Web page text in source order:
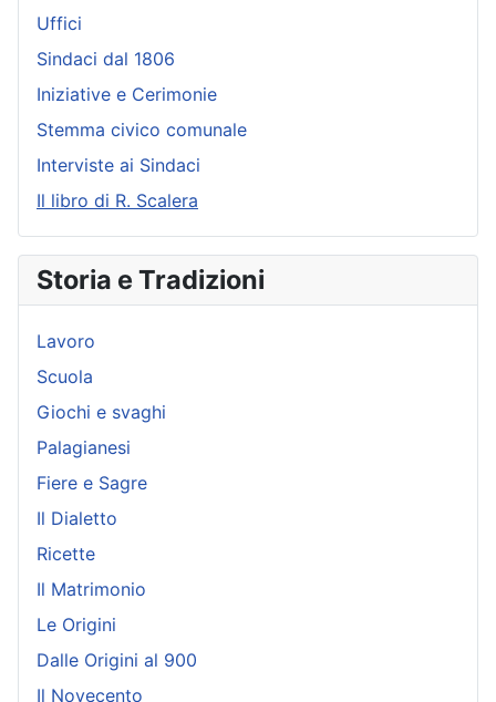
Uffici
Sindaci dal 1806
Iniziative e Cerimonie
Stemma civico comunale
Interviste ai Sindaci
Il libro di R. Scalera
Storia e Tradizioni
Lavoro
Scuola
Giochi e svaghi
Palagianesi
Fiere e Sagre
Il Dialetto
Ricette
Il Matrimonio
Le Origini
Dalle Origini al 900
Il Novecento